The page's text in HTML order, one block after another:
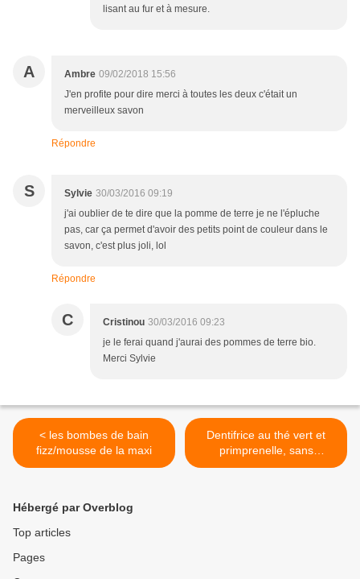
lisant au fur et à mesure.
A Ambre 09/02/2018 15:56
J'en profite pour dire merci à toutes les deux c'était un
merveilleux savon
Répondre
S Sylvie 30/03/2016 09:19
j'ai oublier de te dire que la pomme de terre je ne l'épluche
pas, car ça permet d'avoir des petits point de couleur dans le
savon, c'est plus joli, lol
Répondre
C Cristinou 30/03/2016 09:23
je le ferai quand j'aurai des pommes de terre bio.
Merci Sylvie
< les bombes de bain
fizz/mousse de la maxi
Dentifrice au thé vert et
primprenelle, sans
bicarbonate ni argile >
Hébergé par Overblog
Top articles
Pages